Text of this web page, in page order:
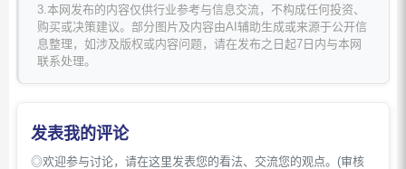
3.本网发布的内容仅供行业参考与信息交流，不构成任何投资、
购买或决策建议。部分图片及内容由AI辅助生成或来源于公开信
息整理，如涉及版权或内容问题，请在发布之日起7日内与本网
联系处理。
发表我的评论
◎欢迎参与讨论，请在这里发表您的看法、交流您的观点。(审核